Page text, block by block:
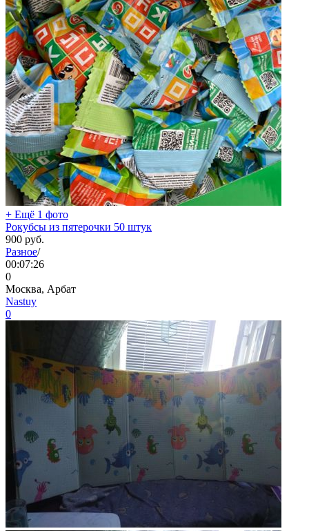
+ Ещё 1 фото
Рокубсы из пятерочки 50 штук
900 руб.
Разное/
00:07:26
0
Москва, Арбат
Nastuy
0